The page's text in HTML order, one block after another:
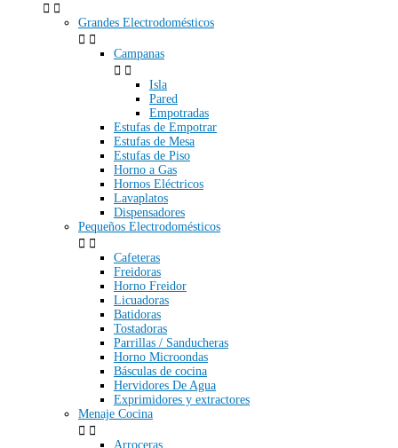
 
Grandes Electrodomésticos
 
Campanas
 
Isla
Pared
Empotradas
Estufas de Empotrar
Estufas de Mesa
Estufas de Piso
Horno a Gas
Hornos Eléctricos
Lavaplatos
Dispensadores
Pequeños Electrodomésticos
 
Cafeteras
Freidoras
Horno Freidor
Licuadoras
Batidoras
Tostadoras
Parrillas / Sanducheras
Horno Microondas
Básculas de cocina
Hervidores De Agua
Exprimidores y extractores
Menaje Cocina
 
Arroceras